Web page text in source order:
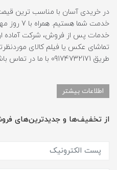
در خریدی آسان با مناسب ترین قیمت
خدمت شما
خدمات پس از فروش، شرکت آماده
تماشای عکس یا فیلم کالای
طریق 09174732171 با ما در تماس باشید).
اطلاعات بیشتر
از تخفیف‌ها و جدیدترین‌های